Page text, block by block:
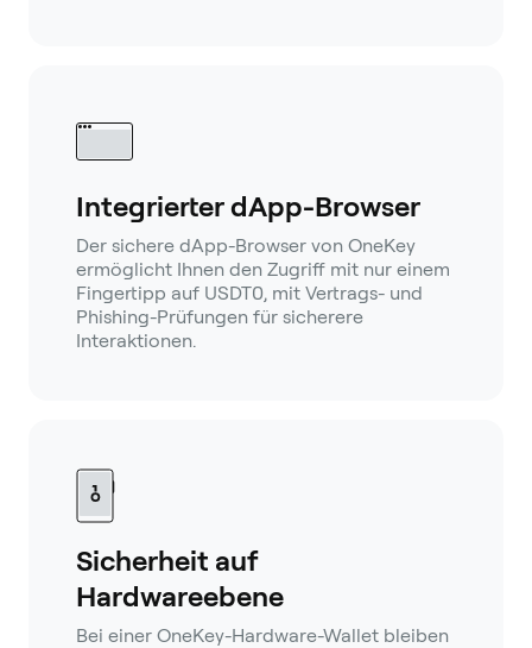
Integrierter dApp-Browser
Der sichere dApp-Browser von OneKey
ermöglicht Ihnen den Zugriff mit nur einem
Fingertipp auf USDT0, mit Vertrags- und
Phishing-Prüfungen für sicherere
Interaktionen.
Sicherheit auf
Hardwareebene
Bei einer OneKey-Hardware-Wallet bleiben